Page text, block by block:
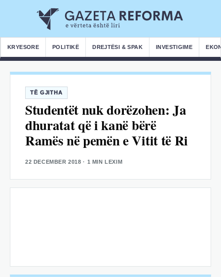
KRYESORE POLITIKË DREJTËSI & SPAK INVESTIGIME
TË GJITHA
Studentët nuk dorëzohen: Ja
dhuratat që i kanë bërë
Ramës në pemën e Vitit të Ri
22 DECEMBER 2018 · 1 MIN LEXIM